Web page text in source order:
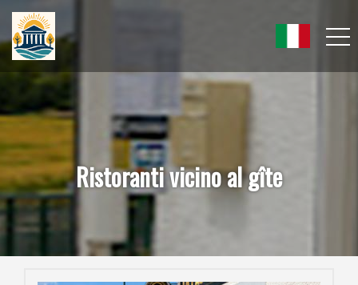
Ristoranti vicino al gîte